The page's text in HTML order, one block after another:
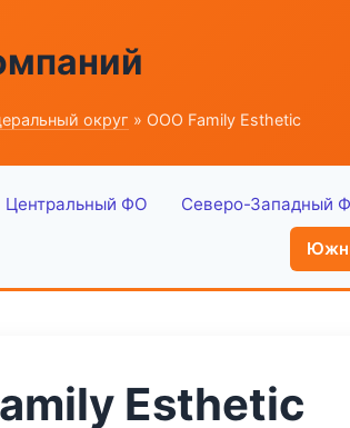
округ » ООО Family Esthetic
Центральный ФО Северо-Западный
Esthetic